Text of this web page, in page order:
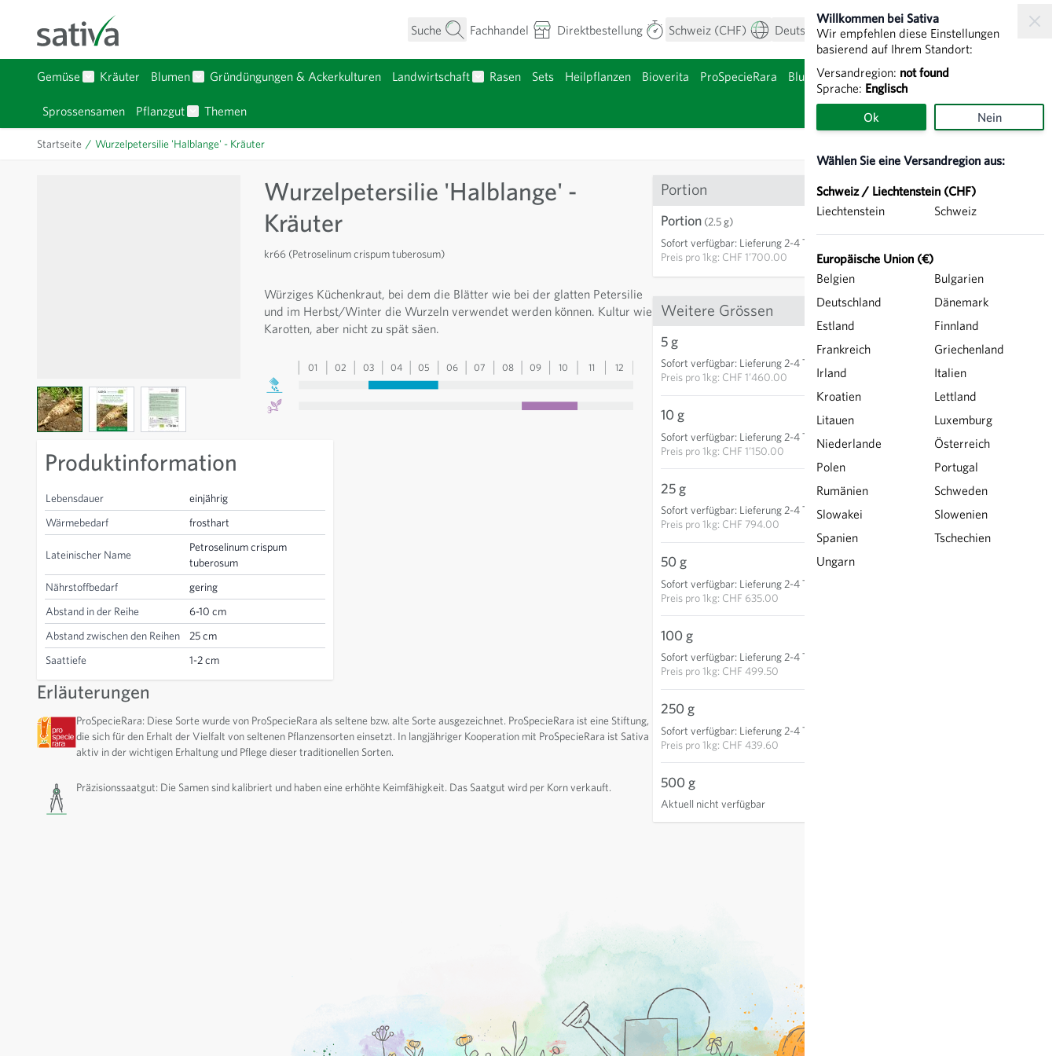
Suche
Fachhandel Direktbestellung Schweiz (CHF) Deutsch Mein Konto Warenkorb
Gemüse
Kräuter
Blumen
Gründüngungen & Ackerkulturen
Landwirtschaft
Rasen Sets Heilpflanzen Bioverita ProSpecieRara
Blumenzwiebeln & Knollen
Sprossensamen
Pflanzgut
Themen
Willkommen bei Sativa
Wir empfehlen diese Einstellungen
basierend auf Ihrem Standort:
Versandregion: not found
Sprache: Englisch
Ok Nein
Wählen Sie eine Versandregion aus:
Schweiz / Liechtenstein (CHF)
Liechtenstein
Schweiz
Europäische Union (€)
Belgien
Bulgarien
Deutschland
Dänemark
Estland
Finnland
Frankreich
Griechenland
Irland
Italien
Kroatien
Lettland
Litauen
Luxemburg
Niederlande
Österreich
Polen
Portugal
Rumänien
Schweden
Slowakei
Slowenien
Spanien
Tschechien
Ungarn
Startseite / Wurzelpetersilie 'Halblange' - Kräuter
Wurzelpetersilie 'Halblange' -
Kräuter
kr66 (Petroselinum crispum tuberosum)
Würziges Küchenkraut, bei dem die Blätter wie bei der glatten Petersilie
und im Herbst/Winter die Wurzeln verwendet werden können. Kultur wie
Karotten, aber nicht zu spät säen.
01 02 03 04 05 06 07 08 09 10 11 12
View larger imageView larger imageView larger image
Produktinformation
Lebensdauer
einjährig
Wärmebedarf
frosthart
Lateinischer Name
Petroselinum crispum
tuberosum
Nährstoffbedarf
gering
Abstand in der Reihe
6-10 cm
Abstand zwischen den Reihen
25 cm
Saattiefe
1-2 cm
Erläuterungen
ProSpecieRara: Diese Sorte wurde von ProSpecieRara als seltene bzw. alte Sorte ausgezeichnet. ProSpecieRara ist eine Stiftung,
die sich für den Erhalt der Vielfalt von seltenen Pflanzensorten einsetzt. In langjähriger Kooperation mit ProSpecieRara ist Sativa
aktiv in der wichtigen Erhaltung und Pflege dieser traditionellen Sorten.
Präzisionssaatgut: Die Samen sind kalibriert und haben eine erhöhte Keimfähigkeit. Das Saatgut wird per Korn verkauft.
Portion
Portion (2.5 g)
Sofort verfügbar: Lieferung 2-4 Tage
Preis pro1kg: CHF 1’700.00
CHF 4.25
Weitere Grössen
5 g
Sofort verfügbar: Lieferung 2-4 Tage
Preis pro1kg: CHF 1’460.00
CHF 7.30
IN DEN WARENKORB
10 g
Sofort verfügbar: Lieferung 2-4 Tage
Preis pro1kg: CHF 1’150.00
CHF 11.50
IN DEN WARENKORB
25 g
Sofort verfügbar: Lieferung 2-4 Tage
Preis pro1kg: CHF 794.00
CHF 19.85
IN DEN WARENKORB
50 g
Sofort verfügbar: Lieferung 2-4 Tage
Preis pro1kg: CHF 635.00
100 g
Sofort verfügbar: Lieferung 2-4 Tage
Preis pro1kg: CHF 499.50
250 g
Sofort verfügbar: Lieferung 2-4 Tage
Preis pro1kg: CHF 439.60
500 g
Aktuell nicht verfügbar